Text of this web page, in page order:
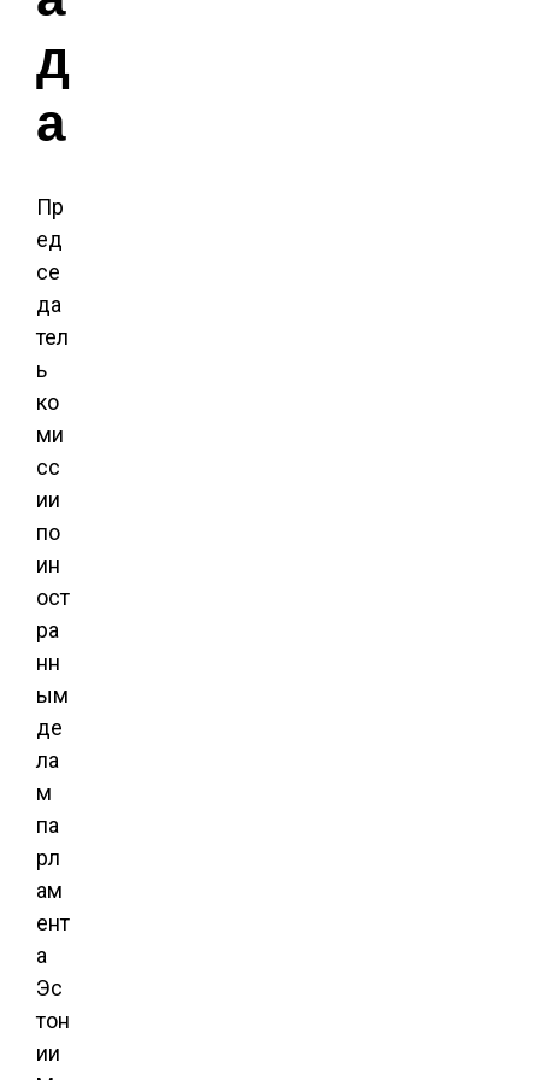
д
а
Пр
ед
се
да
тел
ь
ко
ми
сс
ии
по
ин
ост
ра
нн
ым
де
ла
м
па
рл
ам
ент
а
Эс
тон
ии